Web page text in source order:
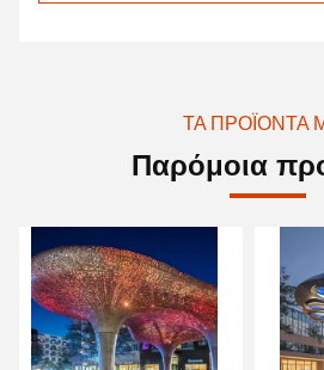
ΤΑ ΠΡΟΪΌΝΤΑ
Παρόμοια